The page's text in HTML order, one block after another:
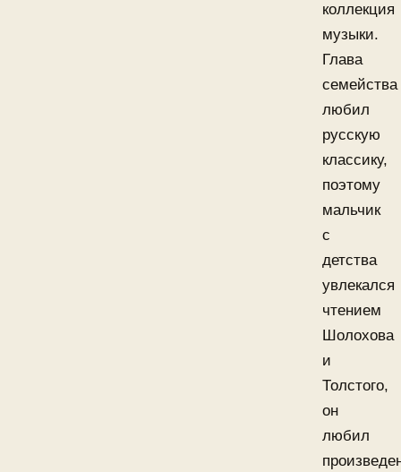
коллекция
музыки.
Глава
семейства
любил
русскую
классику,
поэтому
мальчик
с
детства
увлекался
чтением
Шолохова
и
Толстого,
он
любил